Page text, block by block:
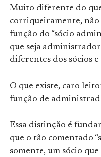
Muito diferente do
corriqueiramente, não
função do “sócio
que seja
diferentes dos sócios
O que existe, caro
função de
Essa distinção é
que o tão comentado
somente, um sócio